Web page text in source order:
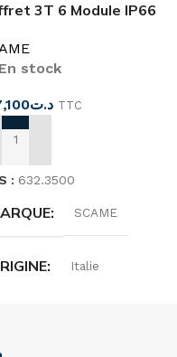
3T 6 Module IP66
En stock
د.ت TTC
AU PANIER
: 632.3500
SCAME
Italie